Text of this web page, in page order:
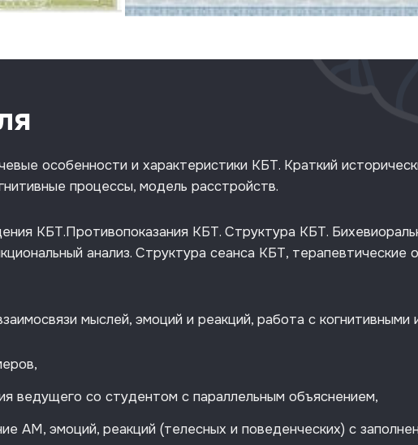
особенности и характеристики КБТ. Краткий
процессы, модель расстройств.
КБТ.Противопоказания КБТ. Структура КБТ.
анализ. Структура сеанса КБТ, терапевтические
мыслей, эмоций и реакций, работа с когнитивными
ведущего со студентом с параллельным объяснением,
АМ, эмоций, реакций (телесных и поведенческих) с